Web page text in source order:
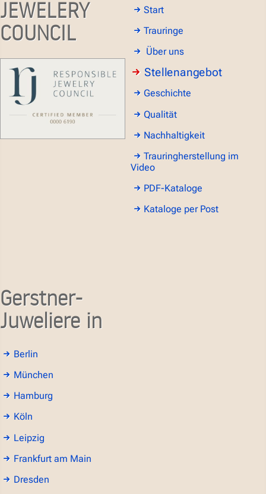
JEWELERY
COUNCIL
Start
Trauringe
Über uns
Stellenangebot
Geschichte
Qualität
Nachhaltigkeit
Trauringherstellung im
Video
PDF-Kataloge
Kataloge per Post
Gerstner-
Juweliere in
Berlin
München
Hamburg
Köln
Leipzig
Frankfurt am Main
Dresden